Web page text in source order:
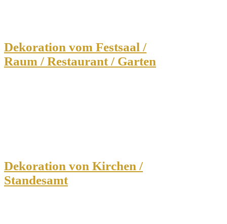
Dekoration vom Festsaal /
Raum / Restaurant / Garten
Dekoration von Kirchen /
Standesamt